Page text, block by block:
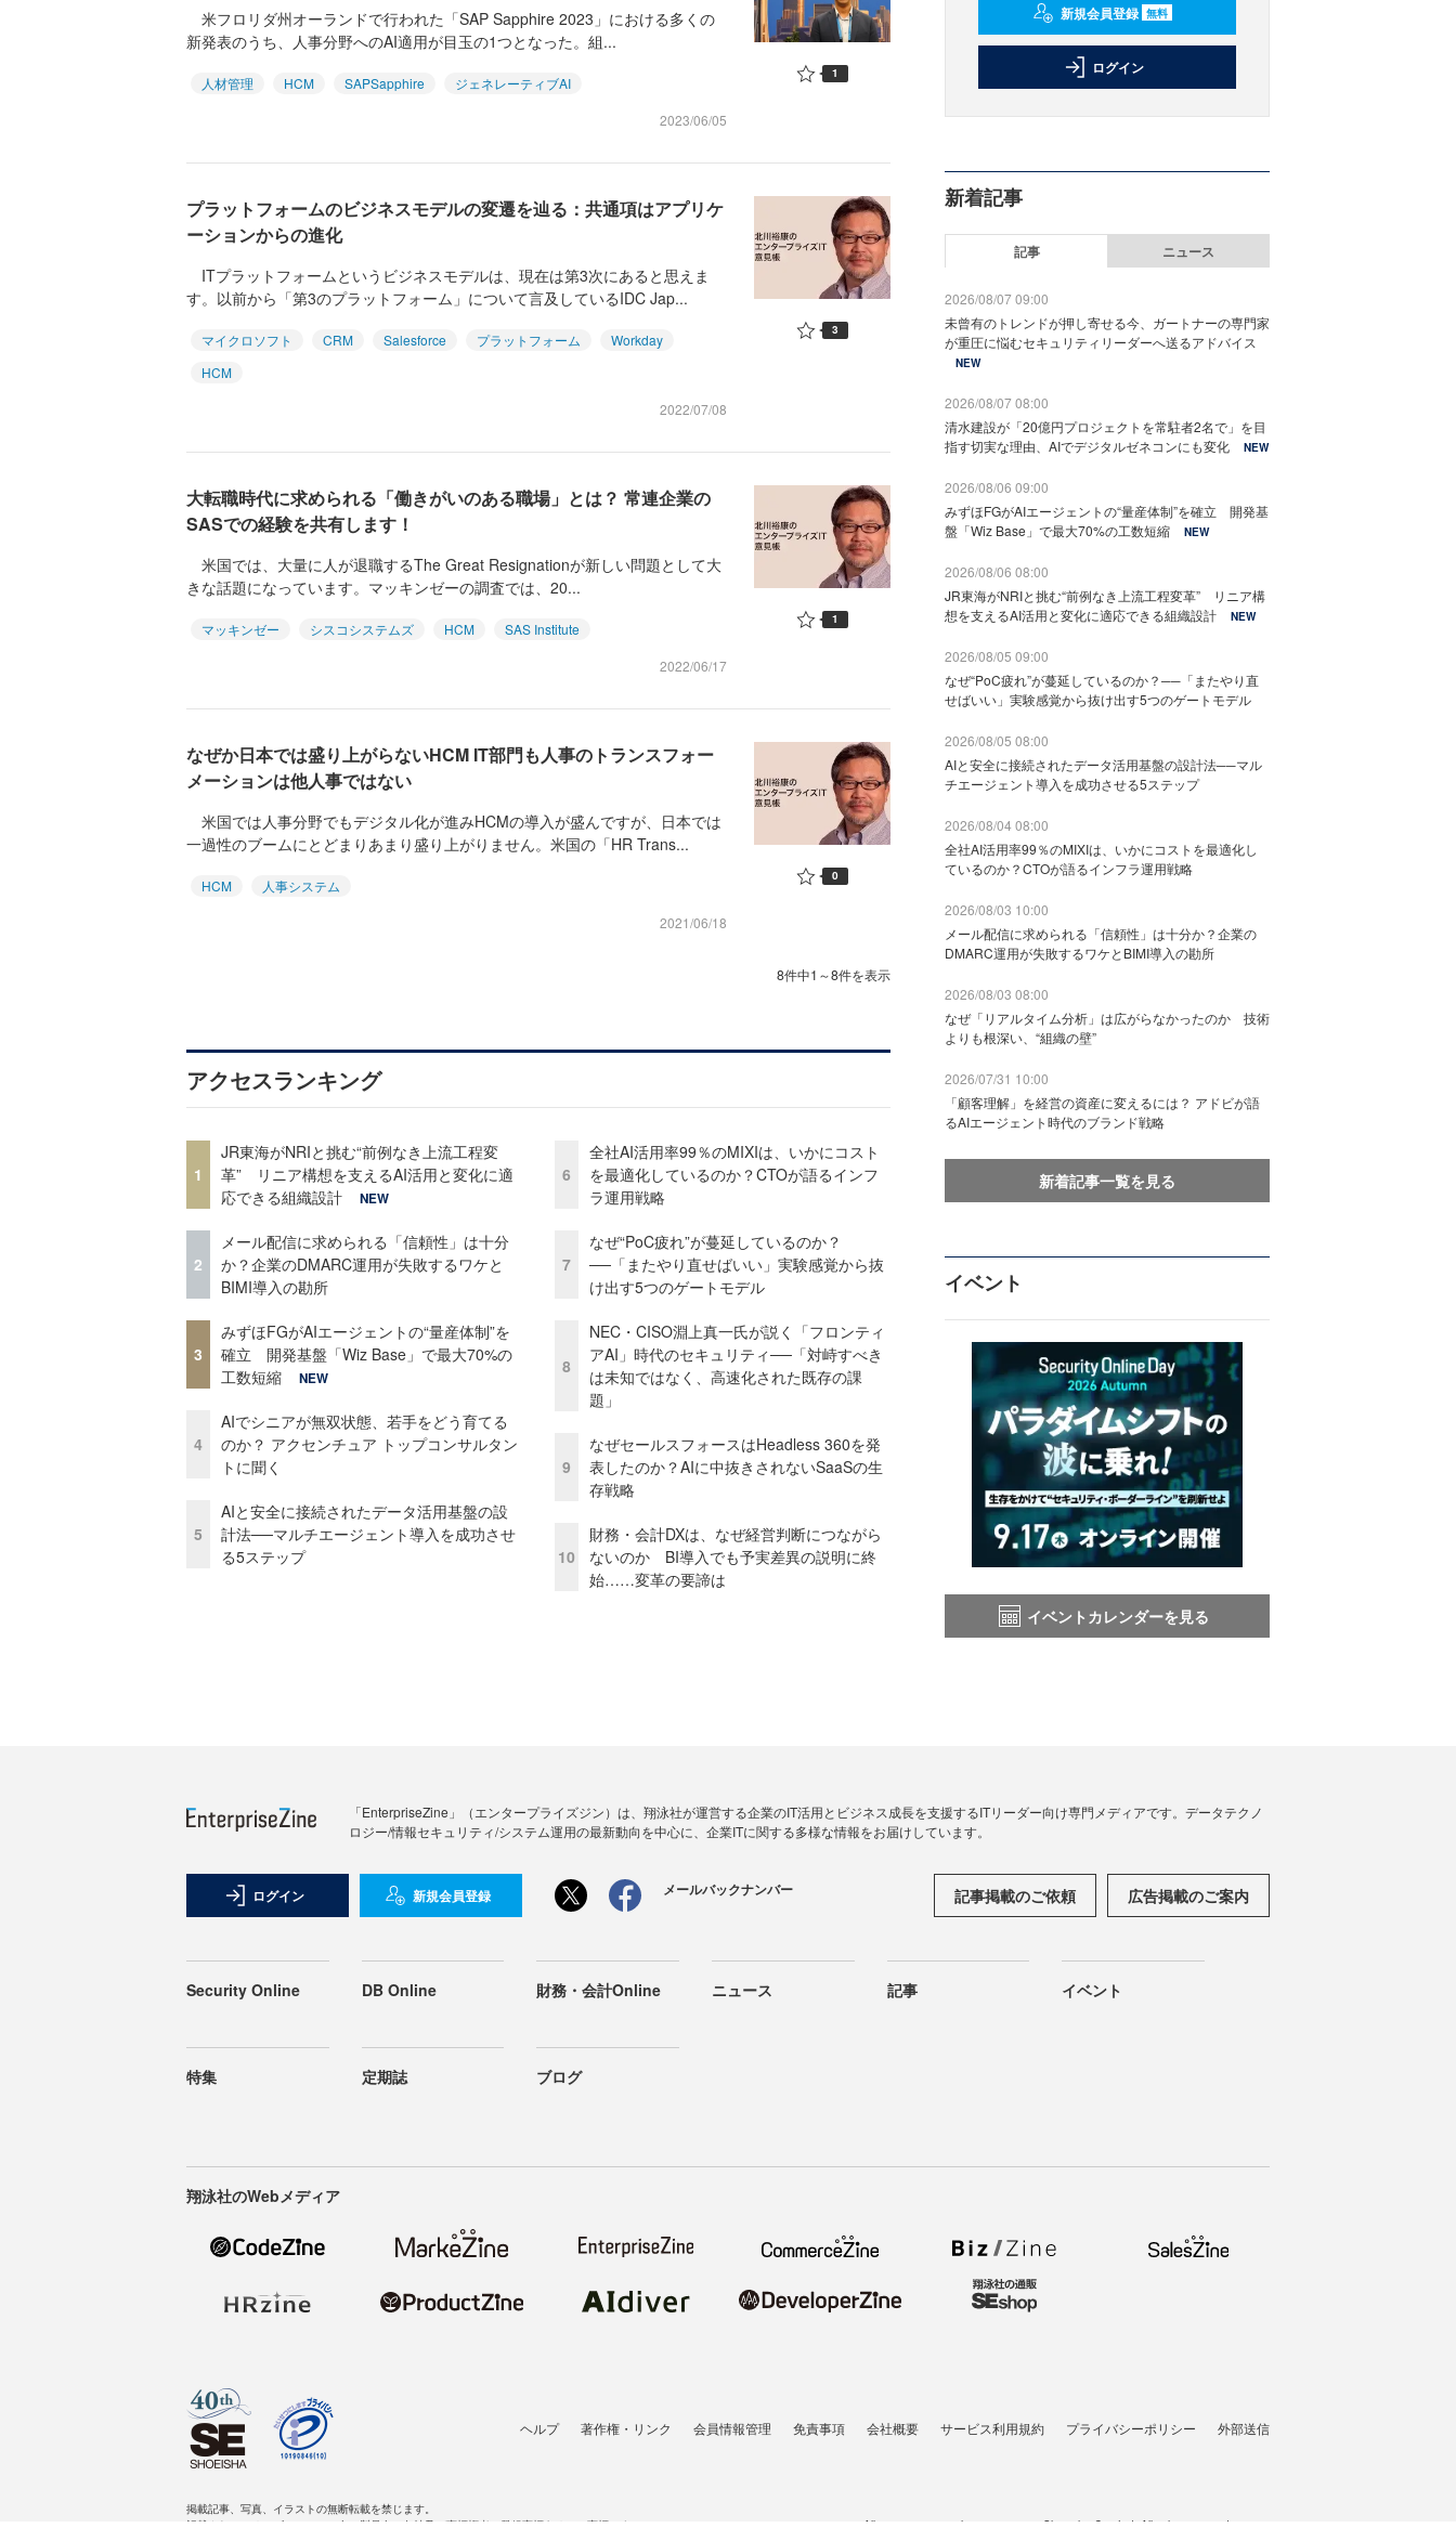
米フロリダ州オーランドで行われた「SAP Sapphire 2023」における多くの
新発表のうち、人事分野へのAI適用が目玉の1つとなった。組...
人材管理 HCM SAPSapphire
ジェネレーティブAI
2023/06/05
1
プラットフォームのビジネスモデルの変遷を辿る：共通項はアプリケ
ーションからの進化
ITプラットフォームというビジネスモデルは、現在は第3次にあると思えま
す。以前から「第3のプラットフォーム」について言及しているIDC Jap...
マイクロソフト CRM Salesforce プラットフォーム
Workday
HCM
2022/07/08
3
大転職時代に求められる「働きがいのある職場」とは？ 常連企業の
SASでの経験を共有します！
米国では、大量に人が退職するThe Great Resignationが新しい問題として大
きな話題になっています。マッキンゼーの調査では、20...
マッキンゼー シスコシステムズ HCM
SAS Institute
2022/06/17
1
なぜか日本では盛り上がらないHCM IT部門も人事のトランスフォー
メーションは他人事ではない
米国では人事分野でもデジタル化が進みHCMの導入が盛んですが、日本では
一過性のブームにとどまりあまり盛り上がりません。米国の「HR Trans...
HCM
人事システム
2021/06/18
0
8件中1～8件を表示
アクセスランキング
1
JR東海がNRIと挑む“前例なき上流工程変
革” リニア構想を支えるAI活用と変化に適
応できる組織設計
NEW
2
メール配信に求められる「信頼性」は十分
か？企業のDMARC運用が失敗するワケと
BIMI導入の勘所
3
みずほFGがAIエージェントの“量産体制”を
確立 開発基盤「Wiz Base」で最大70%の
工数短縮
NEW
4
AIでシニアが無双状態、若手をどう育てる
のか？ アクセンチュア トップコンサルタン
トに聞く
5
AIと安全に接続されたデータ活用基盤の設
計法──マルチエージェント導入を成功させ
る5ステップ
6
全社AI活用率99％のMIXIは、いかにコスト
を最適化しているのか？CTOが語るインフ
ラ運用戦略
7
なぜ“PoC疲れ”が蔓延しているのか？
──「またやり直せばいい」実験感覚から抜
け出す5つのゲートモデル
8
NEC・CISO淵上真一氏が説く「フロンティ
アAI」時代のセキュリティ──「対峙すべき
は未知ではなく、高速化された既存の課
題」
9
なぜセールスフォースはHeadless 360を発
表したのか？AIに中抜きされないSaaSの生
存戦略
10
財務・会計DXは、なぜ経営判断につながら
ないのか BI導入でも予実差異の説明に終
始……変革の要諦は
新規会員登録 無料
ログイン
新着記事
記事 ニュース
2026/08/07 09:00
未曾有のトレンドが押し寄せる今、ガートナーの専門家
が重圧に悩むセキュリティリーダーへ送るアドバイス
NEW
2026/08/07 08:00
清水建設が「20億円プロジェクトを常駐者2名で」を目
指す切実な理由、AIでデジタルゼネコンにも変化
NEW
2026/08/06 09:00
みずほFGがAIエージェントの“量産体制”を確立 開発基
盤「Wiz Base」で最大70%の工数短縮
NEW
2026/08/06 08:00
JR東海がNRIと挑む“前例なき上流工程変革” リニア構
想を支えるAI活用と変化に適応できる組織設計
NEW
2026/08/05 09:00
なぜ“PoC疲れ”が蔓延しているのか？──「またやり直
せばいい」実験感覚から抜け出す5つのゲートモデル
2026/08/05 08:00
AIと安全に接続されたデータ活用基盤の設計法──マル
チエージェント導入を成功させる5ステップ
2026/08/04 08:00
全社AI活用率99％のMIXIは、いかにコストを最適化し
ているのか？CTOが語るインフラ運用戦略
2026/08/03 10:00
メール配信に求められる「信頼性」は十分か？企業の
DMARC運用が失敗するワケとBIMI導入の勘所
2026/08/03 08:00
なぜ「リアルタイム分析」は広がらなかったのか 技術
よりも根深い、“組織の壁”
2026/07/31 10:00
「顧客理解」を経営の資産に変えるには？ アドビが語
るAIエージェント時代のブランド戦略
新着記事一覧を見る
イベント
イベントカレンダーを見る
「EnterpriseZine」（エンタープライズジン）は、翔泳社が運営する企業のIT活用とビジネス成長を支援するITリーダー向け専門メディアです。データテクノ
ロジー/情報セキュリティ/システム運用の最新動向を中心に、企業ITに関する多様な情報をお届けしています。
ログイン 新規会員登録 メールバックナンバー 記事掲載のご依頼 広告掲載のご案内
Security Online DB Online 財務・会計Online ニュース 記事 イベント
特集 定期誌 ブログ
翔泳社のWebメディア
ヘルプ 著作権・リンク 会員情報管理 免責事項 会社概要 サービス利用規約 プライバシーポリシー 外部送信
掲載記事、写真、イラストの無断転載を禁じます。